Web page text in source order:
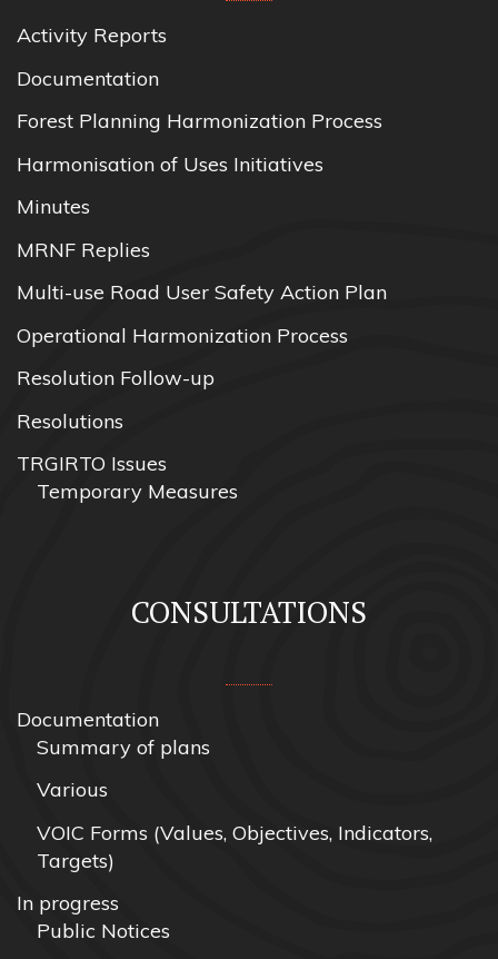
Activity Reports
Documentation
Forest Planning Harmonization Process
Harmonisation of Uses Initiatives
Minutes
MRNF Replies
Multi-use Road User Safety Action Plan
Operational Harmonization Process
Resolution Follow-up
Resolutions
TRGIRTO Issues
Temporary Measures
CONSULTATIONS
Documentation
Summary of plans
Various
VOIC Forms (Values, Objectives, Indicators,
Targets)
In progress
Public Notices